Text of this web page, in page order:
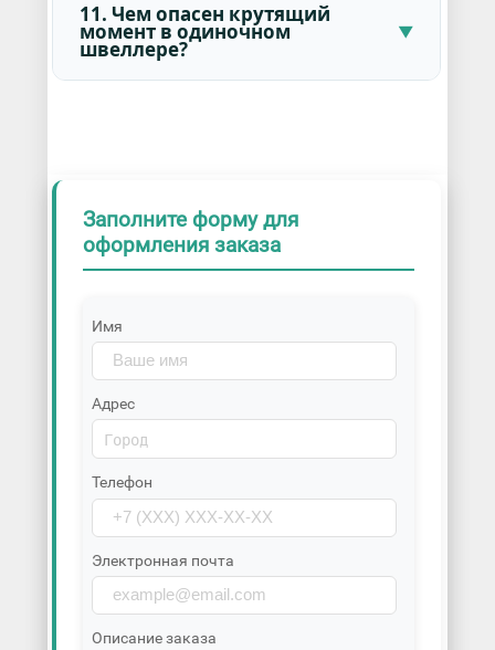
11. Чем опасен крутящий
момент в одиночном
швеллере?
Заполните форму для
оформления заказа
Имя
Адрес
Телефон
Электронная почта
Описание заказа